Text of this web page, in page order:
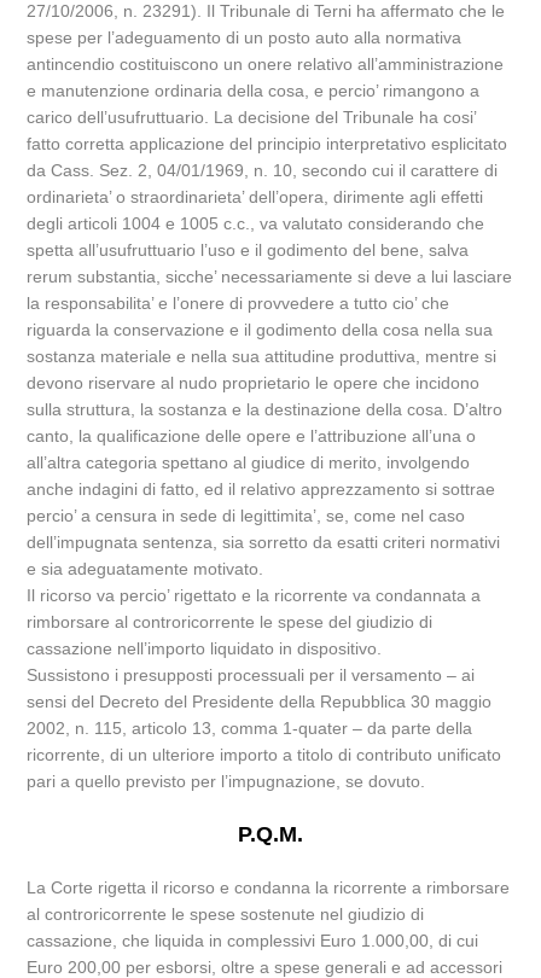
27/10/2006, n. 23291). Il Tribunale di Terni ha affermato che le
spese per l’adeguamento di un posto auto alla normativa
antincendio costituiscono un onere relativo all’amministrazione
e manutenzione ordinaria della cosa, e percio’ rimangono a
carico dell’usufruttuario. La decisione del Tribunale ha cosi’
fatto corretta applicazione del principio interpretativo esplicitato
da Cass. Sez. 2, 04/01/1969, n. 10, secondo cui il carattere di
ordinarieta’ o straordinarieta’ dell’opera, dirimente agli effetti
degli articoli 1004 e 1005 c.c., va valutato considerando che
spetta all’usufruttuario l’uso e il godimento del bene, salva
rerum substantia, sicche’ necessariamente si deve a lui lasciare
la responsabilita’ e l’onere di provvedere a tutto cio’ che
riguarda la conservazione e il godimento della cosa nella sua
sostanza materiale e nella sua attitudine produttiva, mentre si
devono riservare al nudo proprietario le opere che incidono
sulla struttura, la sostanza e la destinazione della cosa. D’altro
canto, la qualificazione delle opere e l’attribuzione all’una o
all’altra categoria spettano al giudice di merito, involgendo
anche indagini di fatto, ed il relativo apprezzamento si sottrae
percio’ a censura in sede di legittimita’, se, come nel caso
dell’impugnata sentenza, sia sorretto da esatti criteri normativi
e sia adeguatamente motivato.
Il ricorso va percio’ rigettato e la ricorrente va condannata a
rimborsare al controricorrente le spese del giudizio di
cassazione nell’importo liquidato in dispositivo.
Sussistono i presupposti processuali per il versamento – ai
sensi del Decreto del Presidente della Repubblica 30 maggio
2002, n. 115, articolo 13, comma 1-quater – da parte della
ricorrente, di un ulteriore importo a titolo di contributo unificato
pari a quello previsto per l’impugnazione, se dovuto.
P.Q.M.
La Corte rigetta il ricorso e condanna la ricorrente a rimborsare
al controricorrente le spese sostenute nel giudizio di
cassazione, che liquida in complessivi Euro 1.000,00, di cui
Euro 200,00 per esborsi, oltre a spese generali e ad accessori